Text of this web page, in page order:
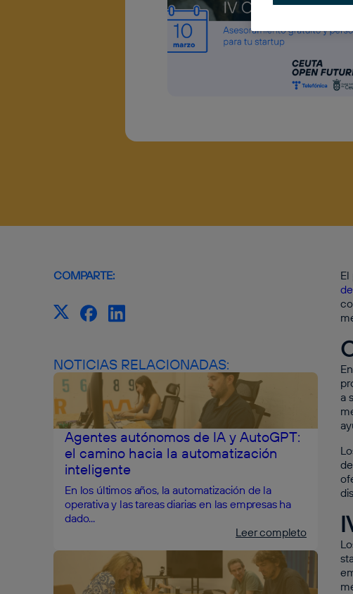
El
a
COMPARTE:
NOTICIAS RELACIONADAS:
Agentes autónomos de IA y AutoGPT:
el camino hacia la automatización
inteligente
En los últimos años, la automatización de la
operativa y las tareas diarias en las empresas ha
dado...
Leer completo